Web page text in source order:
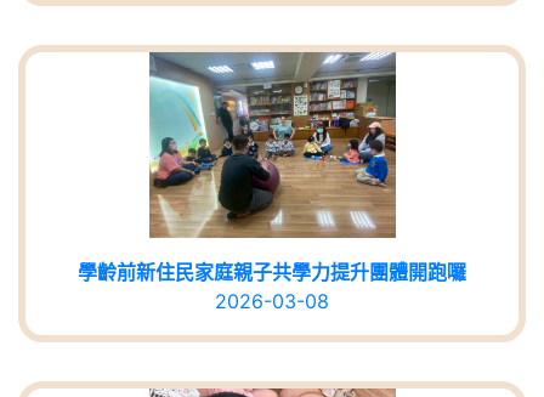
學齡前新住民家庭親子共學力提升團體開跑囉
2026-03-08